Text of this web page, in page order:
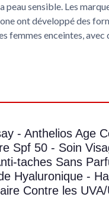
sensible. Les
ont développé des
femmes enceintes,
- Anthelios Age
Spf 50 - Soin
taches Sans
Hyaluronique -
Contre les